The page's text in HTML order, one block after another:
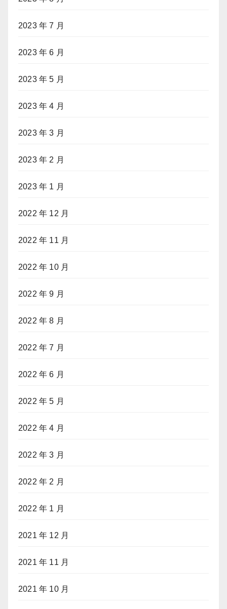
2023 年 7 月
2023 年 6 月
2023 年 5 月
2023 年 4 月
2023 年 3 月
2023 年 2 月
2023 年 1 月
2022 年 12 月
2022 年 11 月
2022 年 10 月
2022 年 9 月
2022 年 8 月
2022 年 7 月
2022 年 6 月
2022 年 5 月
2022 年 4 月
2022 年 3 月
2022 年 2 月
2022 年 1 月
2021 年 12 月
2021 年 11 月
2021 年 10 月